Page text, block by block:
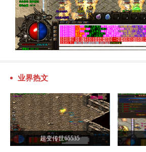
业界热文
超变传世65535